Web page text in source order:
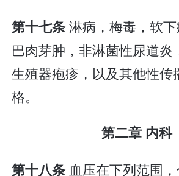
第十七条淋病，梅毒，软
巴肉芽肿，非淋菌性尿道炎
生殖器疱疹，以及其他性传
格。
第二章 内科
第十八条 血压在下列范围，